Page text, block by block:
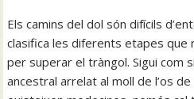
Els camins del dol són difícils
clasifica les diferents etapes que
per superar el tràngol. Sigui com
ancestral arrelat al moll de l’os